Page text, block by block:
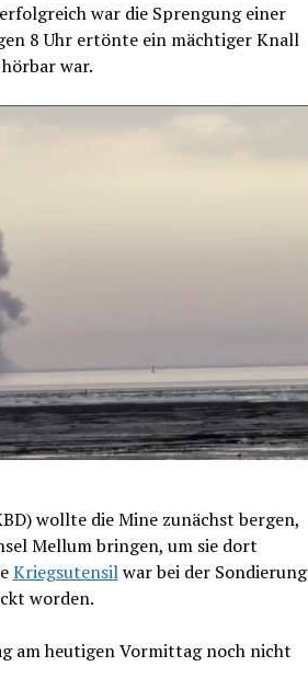
war die Sprengung einer
8 Uhr ertönte ein mächtiger Knall
war.
wollte die Mine zunächst bergen,
Mellum bringen, um sie dort
Kriegsutensilwar bei der Sondierung
worden.
am heutigen Vormittag noch nicht